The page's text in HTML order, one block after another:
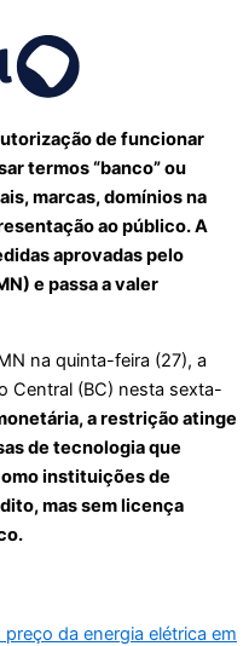
de funcionar
termos “banco” ou
marcas, domínios na
ao público. A
aprovadas pelo
e passa a valer
na quinta-feira (27), a
Central (BC) nesta sexta-
a restrição atinge
de tecnologia que
instituições de
mas sem licença
da energia elétrica em